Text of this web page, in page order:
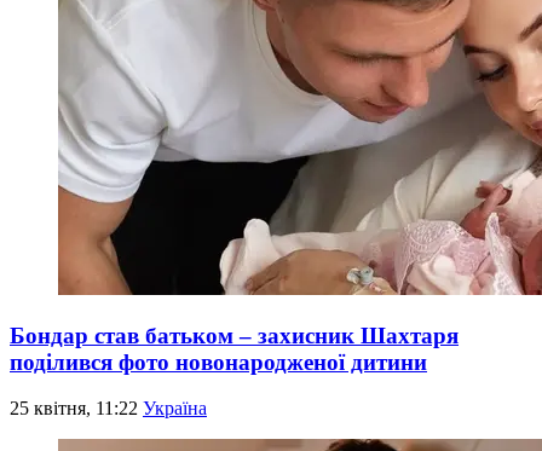
Бондар став батьком – захисник Шахтаря
поділився фото новонародженої дитини
25 квітня, 11:22 Україна